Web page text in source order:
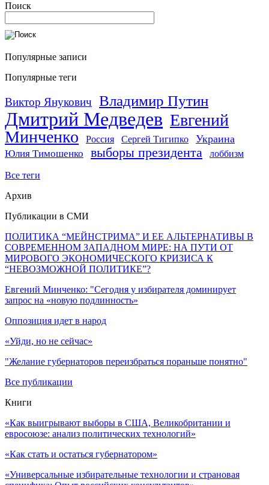
Поиск
Популярные записи
Популярные теги
Виктор Янукович Владимир Путин
Дмитрий Медведев Евгений
Минченко
Россия Сергей Тигипко Украина
Юлия Тимошенко выборы президента лоббизм
Все теги
Архив
Публикации в СМИ
ПОЛИТИКА “МЕЙНСТРИМА” И ЕЕ АЛЬТЕРНАТИВЫ В
СОВРЕМЕННОМ ЗАПАДНОМ МИРЕ: НА ПУТИ ОТ
МИРОВОГО ЭКОНОМИЧЕСКОГО КРИЗИСА К
“НЕВОЗМОЖНОЙ ПОЛИТИКЕ”?
Евгений Минченко: "Сегодня у избирателя доминирует
запрос на «новую подлинность»
Оппозиция идет в народ
«Уйди, но не сейчас»
"Желание губернаторов переизбраться пораньше понятно"
Все публикации
Книги
«Как выигрывают выборы в США, Великобритании и
евросоюзе: анализ политических технологий»
«Как стать и остаться губернатором»
«Универсальные избирательные технологии и страновая